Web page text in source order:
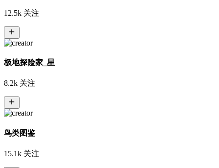
12.5k 关注
极地探险家_星
8.2k 关注
鸟类图鉴
15.1k 关注